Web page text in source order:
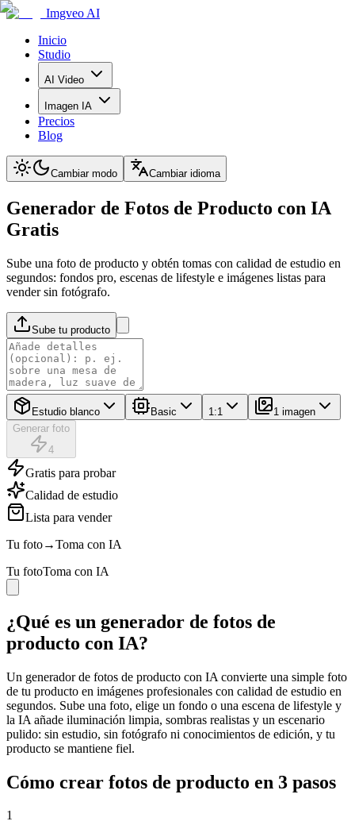
Imgveo AI
Inicio
Studio
AI Video
Imagen IA
Precios
Blog
Cambiar modo Cambiar idioma
Generador de Fotos de Producto con IA
Gratis
Sube una foto de producto y obtén tomas con calidad de estudio en
segundos: fondos pro, escenas de lifestyle e imágenes listas para
vender sin fotógrafo.
Sube tu producto
Estudio blanco Basic 1:1
1 imagen
Generar foto
4
Gratis para probar
Calidad de estudio
Lista para vender
Tu foto→Toma con IA
Tu fotoToma con IA
¿Qué es un generador de fotos de
producto con IA?
Un generador de fotos de producto con IA convierte una simple foto
de tu producto en imágenes profesionales con calidad de estudio en
segundos. Sube una foto, elige un fondo o una escena de lifestyle y
la IA añade iluminación limpia, sombras realistas y un escenario
pulido: sin estudio, sin fotógrafo ni conocimientos de edición, y tu
producto se mantiene fiel.
Cómo crear fotos de producto en 3 pasos
1